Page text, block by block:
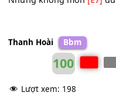
Không có
[Dm] mẹ tìm
Có nguồn vui[Em]
Thời gian êm[Em]trôi
Nhưng không mòn[E7]